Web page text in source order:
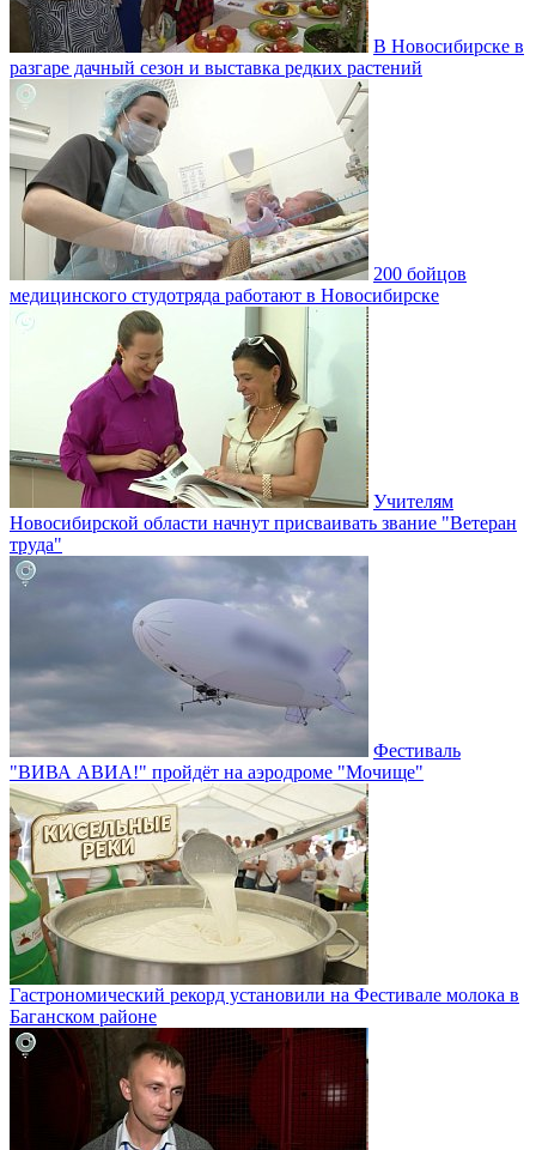
В Новосибирске в
разгаре дачный сезон и выставка редких растений
200 бойцов
медицинского студотряда работают в Новосибирске
Учителям
Новосибирской области начнут присваивать звание "Ветеран
труда"
Фестиваль
"ВИВА АВИА!" пройдёт на аэродроме "Мочище"
Гастрономический рекорд установили на Фестивале молока в
Баганском районе